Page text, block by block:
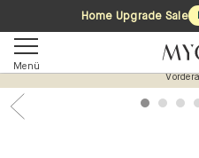
Home Upgrade Sale
Menü
1 2 3